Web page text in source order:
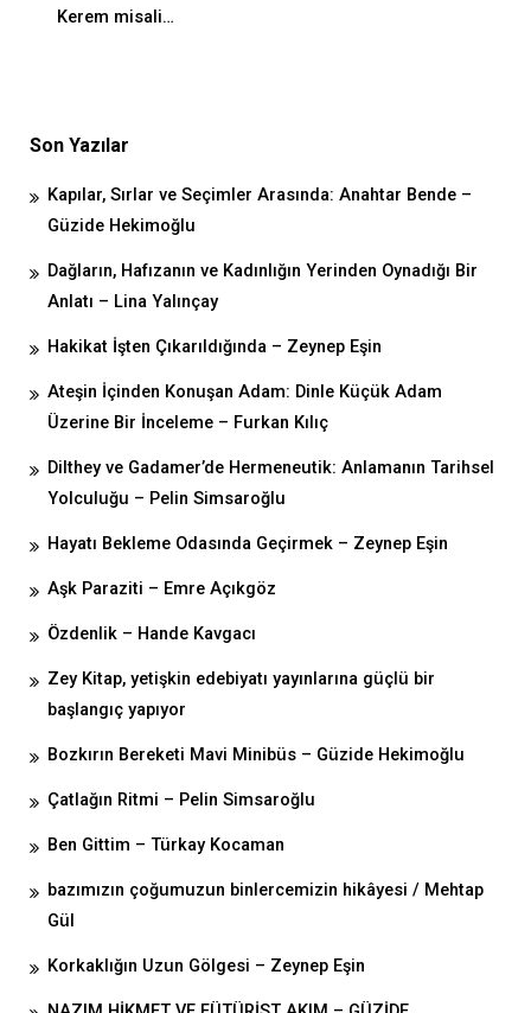
Kerem misali…
Son Yazılar
Kapılar, Sırlar ve Seçimler Arasında: Anahtar Bende –
Güzide Hekimoğlu
Dağların, Hafızanın ve Kadınlığın Yerinden Oynadığı Bir
Anlatı – Lina Yalınçay
Hakikat İşten Çıkarıldığında – Zeynep Eşin
Ateşin İçinden Konuşan Adam: Dinle Küçük Adam
Üzerine Bir İnceleme – Furkan Kılıç
Dilthey ve Gadamer’de Hermeneutik: Anlamanın Tarihsel
Yolculuğu – Pelin Simsaroğlu
Hayatı Bekleme Odasında Geçirmek – Zeynep Eşin
Aşk Paraziti – Emre Açıkgöz
Özdenlik – Hande Kavgacı
Zey Kitap, yetişkin edebiyatı yayınlarına güçlü bir
başlangıç yapıyor
Bozkırın Bereketi Mavi Minibüs – Güzide Hekimoğlu
Çatlağın Ritmi – Pelin Simsaroğlu
Ben Gittim – Türkay Kocaman
bazımızın çoğumuzun binlercemizin hikâyesi / Mehtap
Gül
Korkaklığın Uzun Gölgesi – Zeynep Eşin